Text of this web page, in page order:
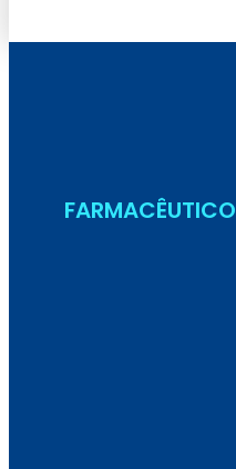
FARMACÊUTICO